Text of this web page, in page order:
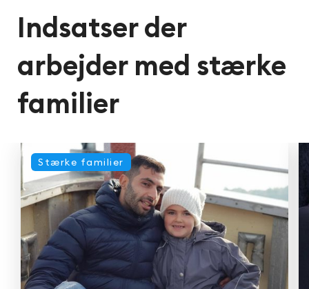
Indsatser der
arbejder med stærke
familier
Stærke familier